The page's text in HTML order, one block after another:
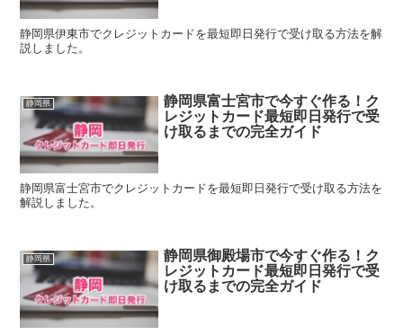
静岡県伊東市でクレジットカードを最短即日発行で受け取る方法を解
説しました。
静岡県
静岡県富士宮市で今すぐ作る！ク
レジットカード最短即日発行で受
け取るまでの完全ガイド
静岡県富士宮市でクレジットカードを最短即日発行で受け取る方法を
解説しました。
静岡県
静岡県御殿場市で今すぐ作る！ク
レジットカード最短即日発行で受
け取るまでの完全ガイド